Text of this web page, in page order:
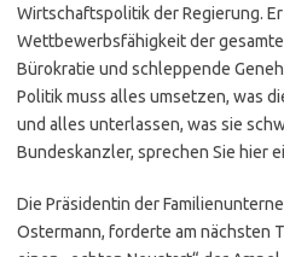
Wirtschaftspolitik der Regierung.
Wettbewerbsfähigkeit der
Bürokratie und schleppende
Politik muss alles umsetzen, was
und alles unterlassen, was sie
Bundeskanzler, sprechen Sie hier
Die Präsidentin der
Ostermann, forderte am nächsten